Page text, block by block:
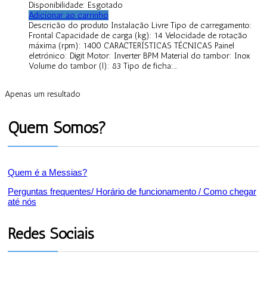
Disponibilidade: Esgotado
Adicionar ao carrinho
Descrição do produto Instalação Livre Tipo de carregamento:
Frontal Capacidade de carga (kg): 14 Velocidade de rotação
máxima (rpm): 1400 CARACTERÍSTICAS TÉCNICAS Painel
eletrónico: Digit Motor: Inverter BPM Material do tambor: Inox
Volume do tambor (l): 83 Tipo de ficha:...
Apenas um resultado
Quem Somos?
Quem é a Messias?
Perguntas frequentes/ Horário de funcionamento / Como chegar
até nós
Redes Sociais